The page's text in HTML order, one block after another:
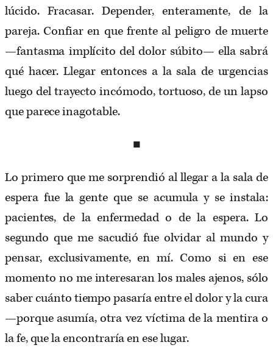
lúcido. Fracasar. Depender, enteramente, de la
pareja. Confiar en que frente al peligro de muerte
—fantasma implícito del dolor súbito— ella sabrá
qué hacer. Llegar entonces a la sala de urgencias
luego del trayecto incómodo, tortuoso, de un lapso
que parece inagotable.
■
Lo primero que me sorprendió al llegar a la sala de
espera fue la gente que se acumula y se instala:
pacientes, de la enfermedad o de la espera. Lo
segundo que me sacudió fue olvidar al mundo y
pensar, exclusivamente, en mí. Como si en ese
momento no me interesaran los males ajenos, sólo
saber cuánto tiempo pasaría entre el dolor y la cura
—porque asumía, otra vez víctima de la mentira o
la fe, que la encontraría en ese lugar.